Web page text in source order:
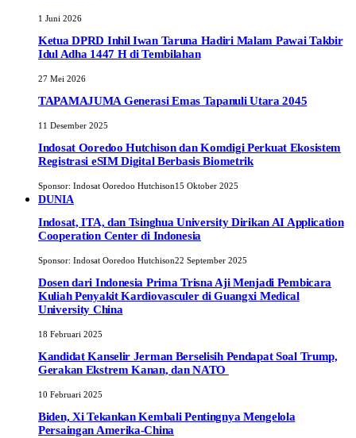
1 Juni 2026
Ketua DPRD Inhil Iwan Taruna Hadiri Malam Pawai Takbir
Idul Adha 1447 H di Tembilahan
27 Mei 2026
TAPAMAJUMA Generasi Emas Tapanuli Utara 2045
11 Desember 2025
Indosat Ooredoo Hutchison dan Komdigi Perkuat Ekosistem
Registrasi eSIM Digital Berbasis Biometrik
Sponsor: Indosat Ooredoo Hutchison15 Oktober 2025
DUNIA
Indosat, ITA, dan Tsinghua University Dirikan AI Application
Cooperation Center di Indonesia
Sponsor: Indosat Ooredoo Hutchison22 September 2025
Dosen dari Indonesia Prima Trisna Aji Menjadi Pembicara
Kuliah Penyakit Kardiovasculer di Guangxi Medical
University China
18 Februari 2025
Kandidat Kanselir Jerman Berselisih Pendapat Soal Trump,
Gerakan Ekstrem Kanan, dan NATO
10 Februari 2025
Biden, Xi Tekankan Kembali Pentingnya Mengelola
Persaingan Amerika-China